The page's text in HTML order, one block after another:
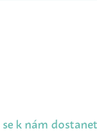
k nám